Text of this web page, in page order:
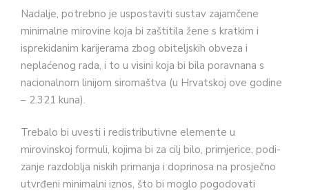
Nadalje, potrebno je uspo­staviti sustav zajamčene
minimalne mirovine koja bi zaštitila žene s krat­kim i
isprekidanim karijerama zbog obiteljskih obveza i
neplaćenog rada, i to u visini koja bi bila poravnana s
nacionalnom linijom siromaštva (u Hrvatskoj ove godine
– 2.321 kuna).
Trebalo bi uvesti i redistributivne elemente u
mirovinskoj formuli, ko­jima bi za cilj bilo, primjerice, podi­
zanje razdoblja niskih primanja i do­prinosa na prosječno
utvrđeni mini­malni iznos, što bi moglo pogodovati